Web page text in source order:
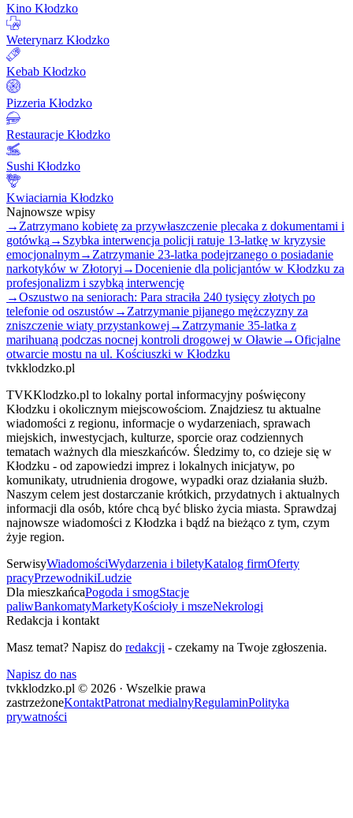
Kino Kłodzko
Weterynarz Kłodzko
Kebab Kłodzko
Pizzeria Kłodzko
Restauracje Kłodzko
Sushi Kłodzko
Kwiaciarnia Kłodzko
Najnowsze wpisy
→ Zatrzymano kobietę za przywłaszczenie plecaka z dokumentami i
gotówką → Szybka interwencja policji ratuje 13-latkę w kryzysie
emocjonalnym→ Zatrzymanie 23-latka podejrzanego o posiadanie
narkotyków w Złotoryi →Docenienie dla policjantów w Kłodzku za
profesjonalizm i szybką interwencję
→Oszustwo na seniorach: Para straciła 240 tysięcy złotych po
telefonie od oszustów→ Zatrzymanie pijanego mężczyzny za
zniszczenie wiaty przystankowej → Zatrzymanie 35-latka z
marihuaną podczas nocnej kontroli drogowej w Oławie→Oficjalne
otwarcie mostu na ul. Kościuszki w Kłodzku
tvkklodzko.pl
TVKKlodzko.pl to lokalny portal informacyjny poświęcony
Kłodzku i okolicznym miejscowościom. Znajdziesz tu aktualne
wiadomości z regionu, informacje o wydarzeniach, sprawach
miejskich, inwestycjach, kulturze, sporcie oraz codziennych
tematach ważnych dla mieszkańców. Śledzimy to, co dzieje się w
Kłodzku - od zapowiedzi imprez i lokalnych inicjatyw, po
komunikaty, utrudnienia drogowe, wypadki oraz działania służb.
Naszym celem jest dostarczanie krótkich, przydatnych i aktualnych
informacji dla osób, które chcą być blisko życia miasta. Sprawdzaj
najnowsze wiadomości z Kłodzka i bądź na bieżąco z tym, czym
żyje region.
SerwisyWiadomościWydarzenia i biletyKatalog firmOferty
pracyPrzewodnikiLudzie
Dla mieszkańcaPogoda i smogStacje
paliwBankomatyMarketyKościoły i mszeNekrologi
Redakcja i kontakt
Masz temat? Napisz do redakcji - czekamy na Twoje zgłoszenia.
Napisz do nas
tvkklodzko.pl © 2026 · Wszelkie prawa
zastrzeżoneKontaktPatronat medialnyRegulaminPolityka
prywatności